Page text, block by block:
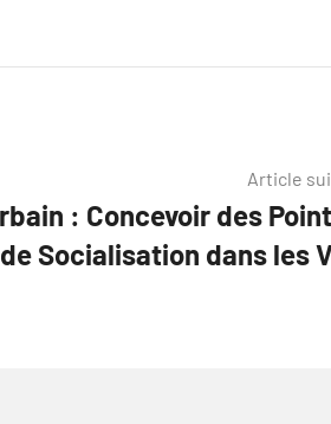
Article
: Concevoir des
Socialisation dans les